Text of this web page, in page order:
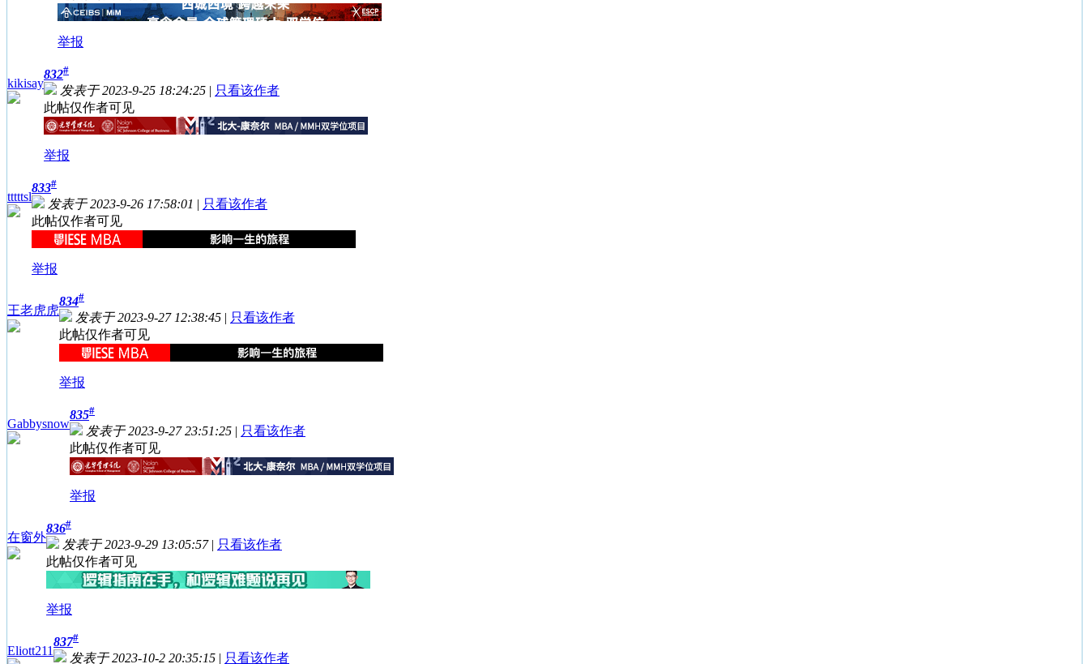
举报
kikisay
832#
发表于 2023-9-25 18:24:25 | 只看该作者
此帖仅作者可见
举报
tttttsl
833#
发表于 2023-9-26 17:58:01 | 只看该作者
此帖仅作者可见
举报
王老虎虎
834#
发表于 2023-9-27 12:38:45 | 只看该作者
此帖仅作者可见
举报
Gabbysnow
835#
发表于 2023-9-27 23:51:25 | 只看该作者
此帖仅作者可见
举报
在窗外
836#
发表于 2023-9-29 13:05:57 | 只看该作者
此帖仅作者可见
举报
Eliott211
837#
发表于 2023-10-2 20:35:15 | 只看该作者